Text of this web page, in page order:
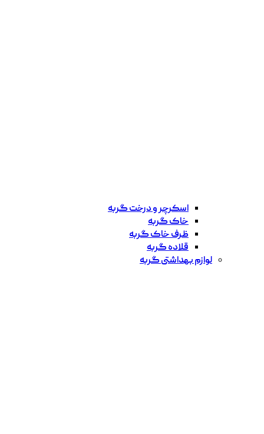
اسکرچر و درخت گربه
خاک گربه
ظرف خاک گربه
قلاده گربه
لوازم بهداشتی گربه